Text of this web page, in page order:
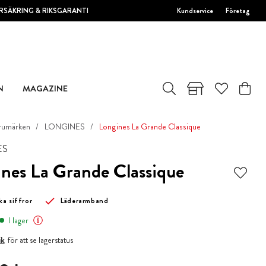
& RIKSGARANTI Kundservice Företag
MAGAZINE
LONGINES Longines La Grande Classique
La Grande Classique
siffror Läderarmband
I lager
för att se lagerstatus